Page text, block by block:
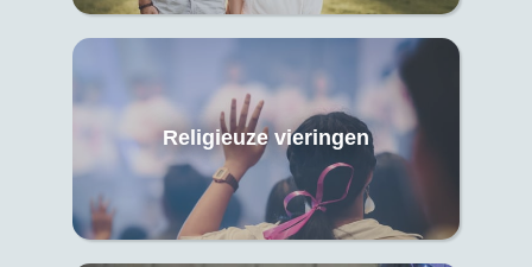
Religieuze vieringen